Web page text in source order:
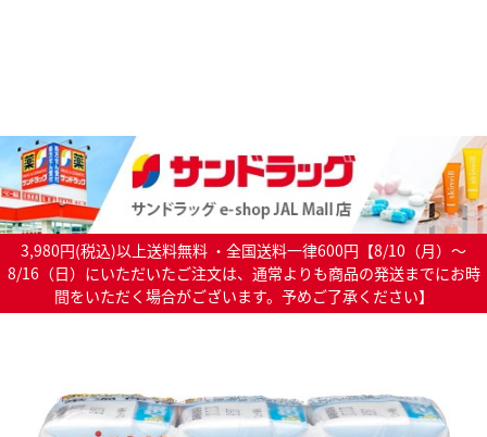
3,980円(税込)以上送料無料 ・全国送料一律600円【8/10（月）～
8/16（日）にいただいたご注文は、通常よりも商品の発送までにお時
間をいただく場合がございます。予めご了承ください】